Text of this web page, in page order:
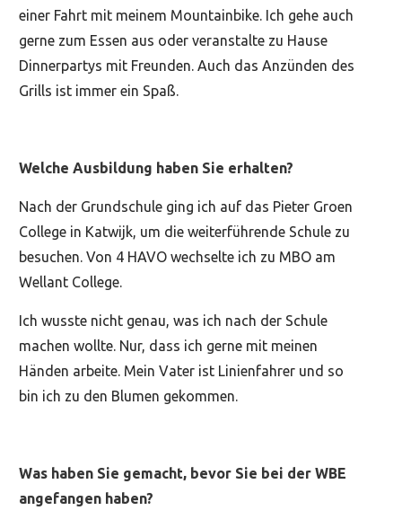
einer Fahrt mit meinem Mountainbike. Ich gehe auch
gerne zum Essen aus oder veranstalte zu Hause
Dinnerpartys mit Freunden. Auch das Anzünden des
Grills ist immer ein Spaß.
Welche Ausbildung haben Sie erhalten?
Nach der Grundschule ging ich auf das Pieter Groen
College in Katwijk, um die weiterführende Schule zu
besuchen. Von 4 HAVO wechselte ich zu MBO am
Wellant College.
Ich wusste nicht genau, was ich nach der Schule
machen wollte. Nur, dass ich gerne mit meinen
Händen arbeite. Mein Vater ist Linienfahrer und so
bin ich zu den Blumen gekommen.
Was haben Sie gemacht, bevor Sie bei der WBE
angefangen haben?